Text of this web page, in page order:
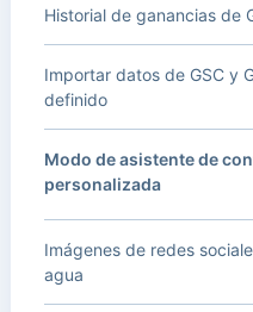
Historial de ganancias de
Importar datos de GSC y
definido
Modo de asistente de
personalizada
Imágenes de redes
agua